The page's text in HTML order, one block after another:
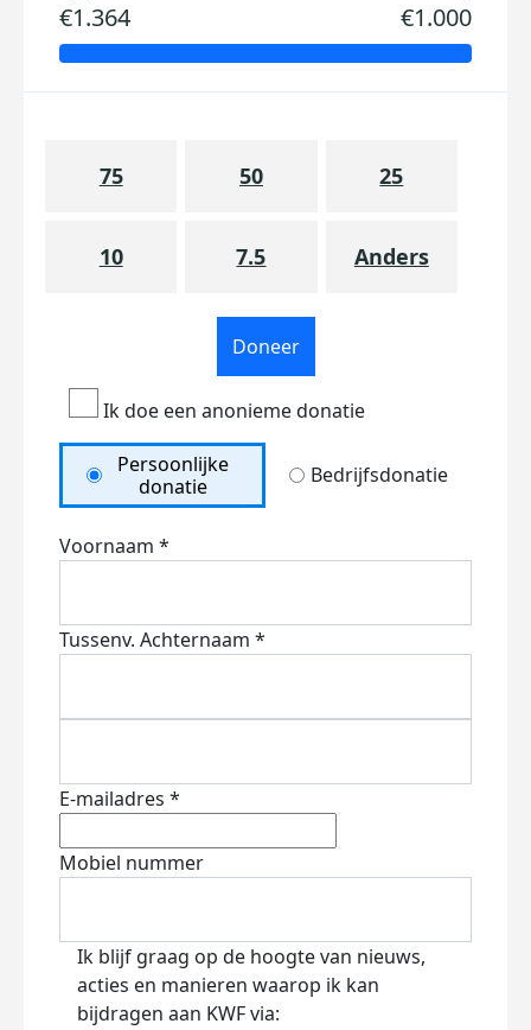
€1.364 €1.000
75 50 25
10 7.5 Anders
Doneer
Ik doe een anonieme donatie
Persoonlijke
donatie
Bedrijfsdonatie
Voornaam *
Tussenv. Achternaam *
E-mailadres *
Mobiel nummer
Ik blijf graag op de hoogte van nieuws,
acties en manieren waarop ik kan
bijdragen aan KWF via: